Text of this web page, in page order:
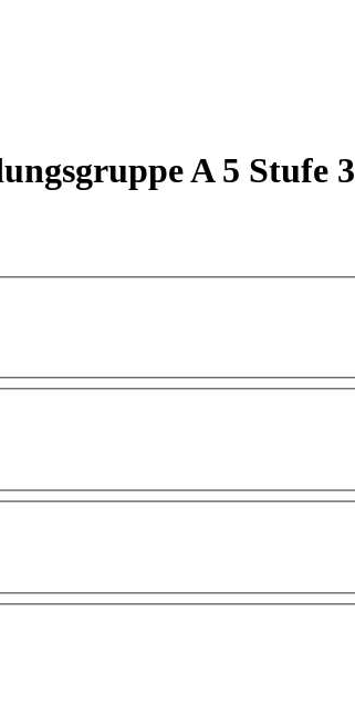
A 5 Stufe 3